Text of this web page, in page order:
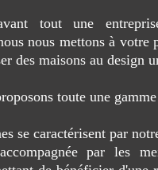
tout une
nous mettons à
des maisons au design
toute une
se caractérisent par
par les